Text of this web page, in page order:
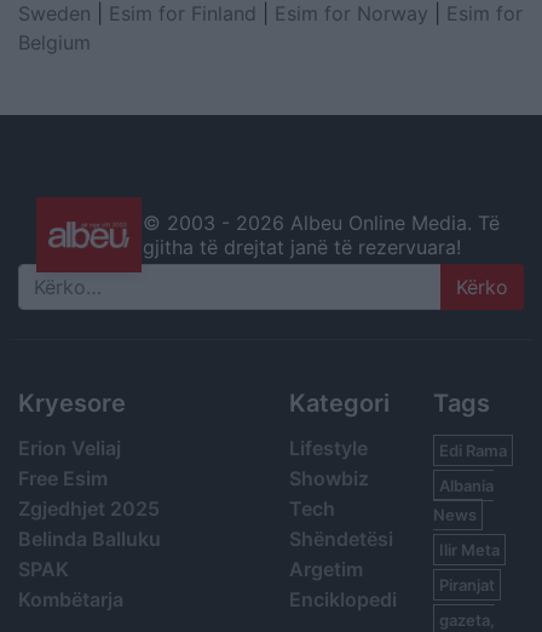
Sweden
Esim for Finland Esim for Norway
Esim for
Belgium
© 2003 - 2026 Albeu Online Media. Të
gjitha të drejtat janë të rezervuara!
Search
Kryesore
Erion Veliaj
Free Esim
Zgjedhjet 2025
Belinda Balluku
SPAK
Kombëtarja
Kategori
Lifestyle
Showbiz
Tech
Shëndetësi
Argetim
Enciklopedi
Tags
Edi Rama
Albania
News
Ilir Meta
Piranjat
gazeta,